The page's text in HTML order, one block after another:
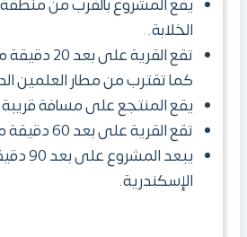
يقع المشروع بالقرب من
الخلابة.
تقع القرية
كما تقترب من مطار العلمين
يقع المنتجع على مسافة
تقع القرية على بعد 60 دقيقة من مدينة برج العرب.
يبعد
الإسكندرية.